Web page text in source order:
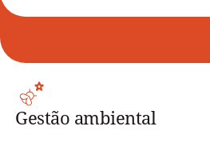
Gestão ambiental